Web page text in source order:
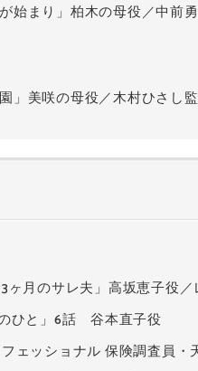
が始まり」柏木の母役／中前
園」美咲の母役／木村ひさし
ヶ月のサレ夫」高坂恵子役
ひと」6話 谷本直子役
フェッショナル 保険調査員